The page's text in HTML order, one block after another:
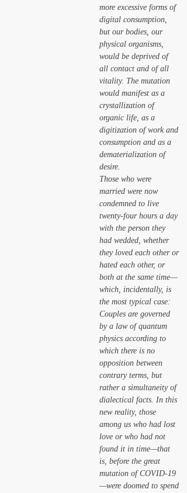
more excessive forms of
digital consumption,
but our bodies, our
physical organisms,
would be deprived of
all contact and of all
vitality. The mutation
would manifest as a
crystallization of
organic life, as a
digitization of work and
consumption and as a
dematerialization of
desire.
Those who were
married were now
condemned to live
twenty-four hours a day
with the person they
had wedded, whether
they loved each other or
hated each other, or
both at the same time—
which, incidentally, is
the most typical case:
Couples are governed
by a law of quantum
physics according to
which there is no
opposition between
contrary terms, but
rather a simultaneity of
dialectical facts. In this
new reality, those
among us who had lost
love or who had not
found it in time—that
is, before the great
mutation of COVID-19
—were doomed to spend